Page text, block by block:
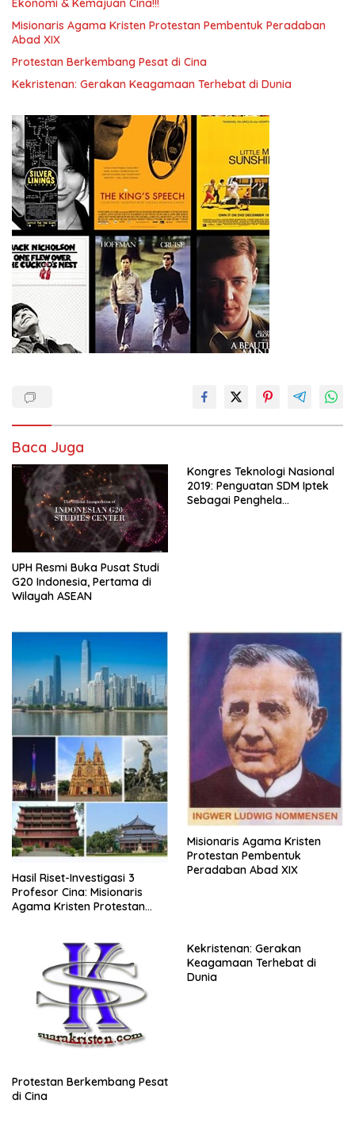
Ekonomi & Kemajuan Cina!!!
Misionaris Agama Kristen Protestan Pembentuk Peradaban
Abad XIX
Protestan Berkembang Pesat di Cina
Kekristenan: Gerakan Keagamaan Terhebat di Dunia
Baca Juga
UPH Resmi Buka Pusat Studi
G20 Indonesia, Pertama di
Wilayah ASEAN
Kongres Teknologi Nasional
2019: Penguatan SDM Iptek
Sebagai Penghela
Hasil Riset-Investigasi 3
Profesor Cina: Misionaris
Agama Kristen Protestan
Kemajuan Cina!!!
Misionaris Agama Kristen
Protestan Pembentuk
Peradaban Abad XIX
Protestan Berkembang Pesat
di Cina
Kekristenan: Gerakan
Keagamaan Terhebat di
Dunia